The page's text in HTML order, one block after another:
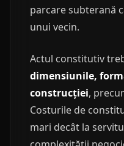
parcare subterană
unui vecin.
Actul constitutiv
dimensiunile,
construcției,
Costurile de
mari decât la